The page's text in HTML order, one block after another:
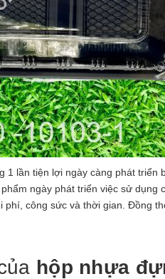
1 lần tiện lợi ngày càng phát
ngày phát triển việc sử dụng
phí, công sức và thời gian. Đồng
hộp nhựa